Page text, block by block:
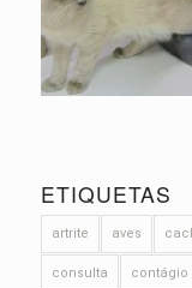
ETIQUETAS
artrite aves
consulta contágio